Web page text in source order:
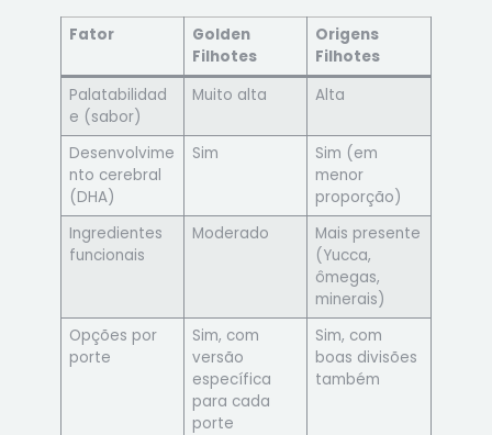
Fator
Golden
Filhotes
Origens
Filhotes
Palatabilidad
e (sabor)
Muito alta Alta
Desenvolvime
nto cerebral
(DHA)
Sim
Sim (em
menor
proporção)
Ingredientes
funcionais
Moderado
Mais presente
(Yucca,
ômegas,
minerais)
Opções por
porte
Sim, com
versão
específica
para cada
porte
Sim, com
boas divisões
também